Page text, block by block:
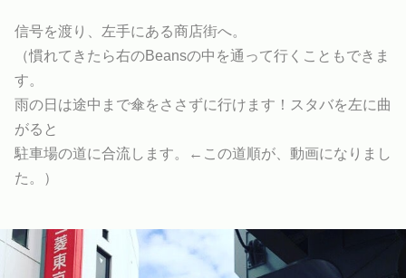
信号を渡り、左手にある商店街へ。
（慣れてきたら右のBeansの中を通って行くこともできま
す。
雨の日は途中まで傘をささずに行けます！スタバを左に曲
がると
駐車場の道に合流します。←この道順が、動画になりまし
た。）